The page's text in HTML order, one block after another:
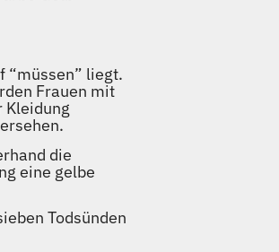
“müssen” liegt.
Frauen mit
Kleidung
die
eine gelbe
Todsünden